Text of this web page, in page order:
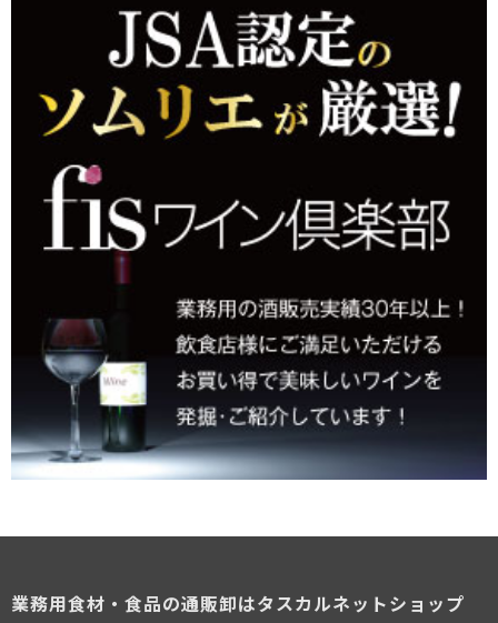
業務用食材・食品の通販卸はタスカルネットショップ